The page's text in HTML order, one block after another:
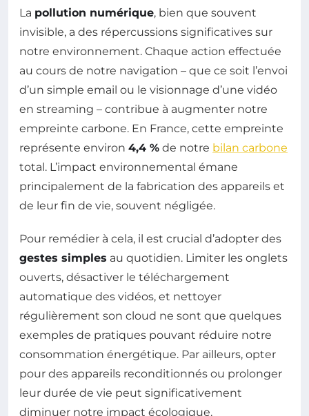
La pollution numérique, bien que souvent
invisible, a des répercussions significatives sur
notre environnement. Chaque action effectuée
au cours de notre navigation – que ce soit l’envoi
d’un simple email ou le visionnage d’une vidéo
en streaming – contribue à augmenter notre
empreinte carbone. En France, cette empreinte
représente environ 4,4 % de notre bilan carbone
total. L’impact environnemental émane
principalement de la fabrication des appareils et
de leur fin de vie, souvent négligée.
Pour remédier à cela, il est crucial d’adopter des
gestes simples au quotidien. Limiter les onglets
ouverts, désactiver le téléchargement
automatique des vidéos, et nettoyer
régulièrement son cloud ne sont que quelques
exemples de pratiques pouvant réduire notre
consommation énergétique. Par ailleurs, opter
pour des appareils reconditionnés ou prolonger
leur durée de vie peut significativement
diminuer notre impact écologique.